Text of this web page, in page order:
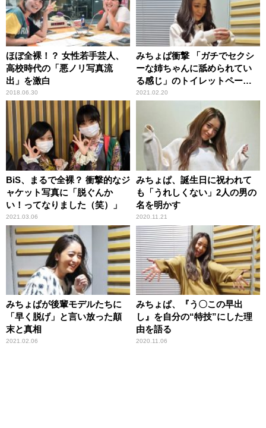
ほぼ全裸！？ 女性若手芸人、
高校時代の「悪ノリ写真流
出」を激白
2018.06.30
みちょぱ衝撃 「ガチでセクシ
ーな姉ちゃんに舐められてい
る感じ」のトイレットペーパ
ーイラストを目にして
2021.02.20
BiS、まるで全裸？ 衝撃的なジ
ャケット写真に「脱ぐんか
い！ってなりました（笑）」
2021.03.06
みちょぱ、誕生日に祝われて
も「うれしくない」2人の男の
名を明かす
2020.11.21
みちょぱが後輩モデルたちに
「早く脱げ」と言い放った顛
末と真相
2021.02.06
みちょぱ、『う〇この早出
し』を自分の“特技”にした理
由を語る
2020.11.06